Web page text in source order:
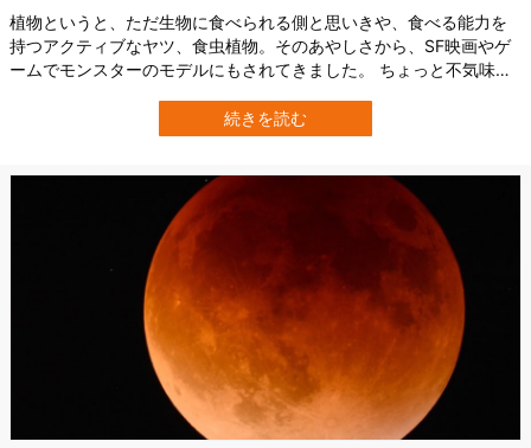
植物というと、ただ生物に食べられる側と思いきや、食べる能力を
持つアクティブなヤツ、食虫植物。そのあやしさから、SF映画やゲ
ームでモンスターのモデルにもされてきました。 ちょっと不気味だ
物なのかという特徴や種類、育て方など、いっそう身近に感じられ
るようになる話をします。 どんな捕獲方法があるの？ 食虫植物の捕
続きを読む